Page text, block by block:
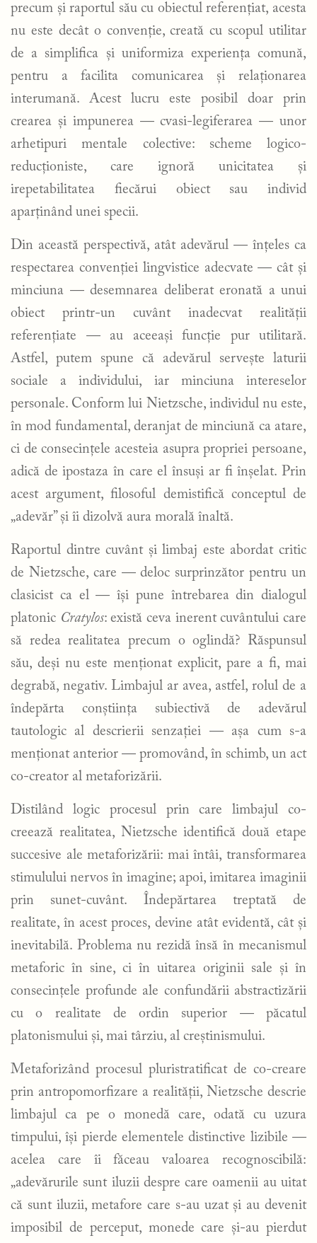
precum și raportul său cu obiectul referențiat, acesta
nu este decât o convenție, creată cu scopul utilitar
de a simplifica și uniformiza experiența comună,
pentru a facilita comunicarea și relaționarea
interumană. Acest lucru este posibil doar prin
crearea și impunerea — cvasi-legiferarea — unor
arhetipuri mentale colective: scheme logico-
reducționiste, care ignoră unicitatea și
irepetabilitatea fiecărui obiect sau individ
aparținând unei specii.
Din această perspectivă, atât adevărul — înțeles ca
respectarea convenției lingvistice adecvate — cât și
minciuna — desemnarea deliberat eronată a unui
obiect printr-un cuvânt inadecvat realității
referențiate — au aceeași funcție pur utilitară.
Astfel, putem spune că adevărul servește laturii
sociale a individului, iar minciuna intereselor
personale. Conform lui Nietzsche, individul nu este,
în mod fundamental, deranjat de minciună ca atare,
ci de consecințele acesteia asupra propriei persoane,
adică de ipostaza în care el însuși ar fi înșelat. Prin
acest argument, filosoful demistifică conceptul de
„adevăr” și îi dizolvă aura morală înaltă.
Raportul dintre cuvânt și limbaj este abordat critic
de Nietzsche, care — deloc surprinzător pentru un
clasicist ca el — își pune întrebarea din dialogul
platonic Cratylos: există ceva inerent cuvântului care
să redea realitatea precum o oglindă? Răspunsul
său, deși nu este menționat explicit, pare a fi, mai
degrabă, negativ. Limbajul ar avea, astfel, rolul de a
îndepărta conștiința subiectivă de adevărul
tautologic al descrierii senzației — așa cum s-a
menționat anterior — promovând, în schimb, un act
co-creator al metaforizării.
Distilând logic procesul prin care limbajul co-
creează realitatea, Nietzsche identifică două etape
succesive ale metaforizării: mai întâi, transformarea
stimulului nervos în imagine; apoi, imitarea imaginii
prin sunet-cuvânt. Îndepărtarea treptată de
realitate, în acest proces, devine atât evidentă, cât și
inevitabilă. Problema nu rezidă însă în mecanismul
metaforic în sine, ci în uitarea originii sale și în
consecințele profunde ale confundării abstractizării
cu o realitate de ordin superior — păcatul
platonismului și, mai târziu, al creștinismului.
Metaforizând procesul pluristratificat de co-creare
prin antropomorfizare a realității, Nietzsche descrie
limbajul ca pe o monedă care, odată cu uzura
timpului, își pierde elementele distinctive lizibile —
acelea care îi făceau valoarea recognoscibilă:
„adevărurile sunt iluzii despre care oamenii au uitat
că sunt iluzii, metafore care s-au uzat și au devenit
imposibil de perceput, monede care și-au pierdut